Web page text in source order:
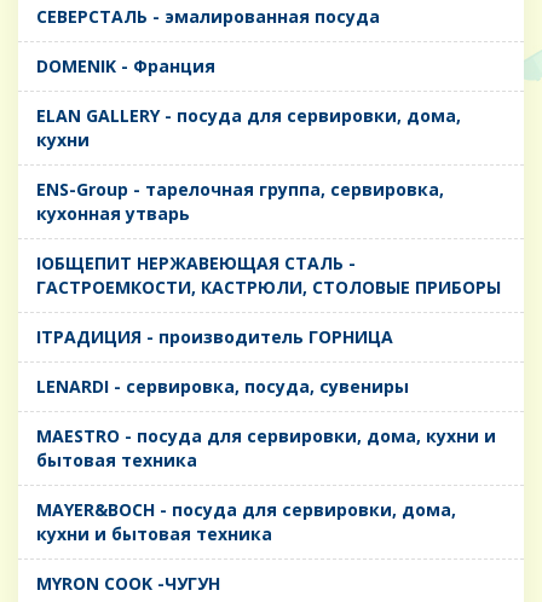
CЕВЕРСТАЛЬ - эмалированная посуда
DOMENIK - Франция
ELAN GALLERY - посуда для сервировки, дома,
кухни
ENS-Group - тарелочная группа, сервировка,
кухонная утварь
IОБЩЕПИТ НЕРЖАВЕЮЩАЯ СТАЛЬ -
ГАСТРОЕМКОСТИ, КАСТРЮЛИ, СТОЛОВЫЕ ПРИБОРЫ
IТРАДИЦИЯ - производитель ГОРНИЦА
LENARDI - сервировка, посуда, сувениры
MAESTRO - посуда для сервировки, дома, кухни и
бытовая техника
MAYER&BOCH - посуда для сервировки, дома,
кухни и бытовая техника
MYRON COOK -ЧУГУН